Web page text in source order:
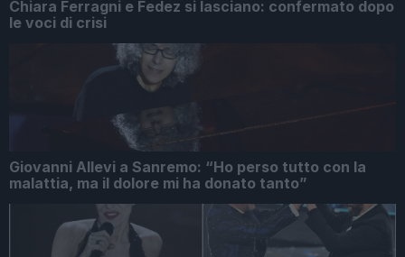
Chiara Ferragni e Fedez si lasciano: confermato dopo
le voci di crisi
Giovanni Allevi a Sanremo: “Ho perso tutto con la
malattia, ma il dolore mi ha donato tanto”